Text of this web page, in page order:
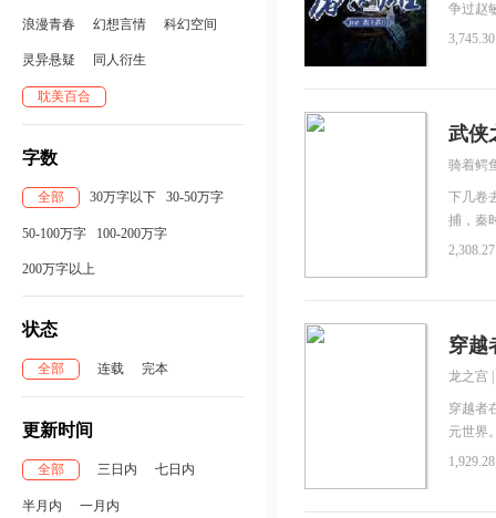
浪漫青春 幻想言情 科幻空间
灵异悬疑 同人衍生
耽美百合
字数
全部 30万字以下 30-50万字
50-100万字 100-200万字
200万字以上
状态
全部 连载 完本
更新时间
全部 三日内 七日内
半月内 一月内
争过赵
山之巅
武侠
骑着鳄
下几卷
捕，秦
女，剑
职猎人
等。
美国队
联盟，
迎大家
穿越
龙之宫
穿越者
元世界